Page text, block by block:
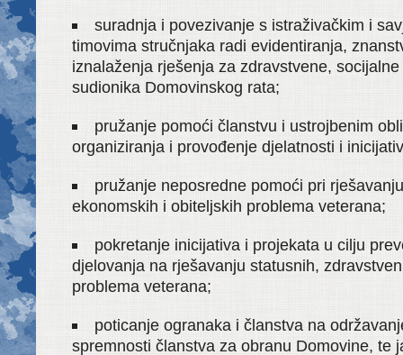
suradnja i povezivanje s istraživačkim i
timovima stručnjaka radi evidentiranja,
iznalaženja rješenja za zdravstvene,
sudionika Domovinskog rata;
pružanje pomoći članstvu i ustrojbenim
organiziranja i provođenje djelatnosti i
pružanje neposredne pomoći pri
ekonomskih i obiteljskih problema veterana;
pokretanje inicijativa i projekata u cilju
djelovanja na rješavanju statusnih,
problema veterana;
poticanje ogranaka i članstva na
spremnosti članstva za obranu Domovine, te